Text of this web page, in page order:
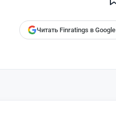
Читать Finratings в Google